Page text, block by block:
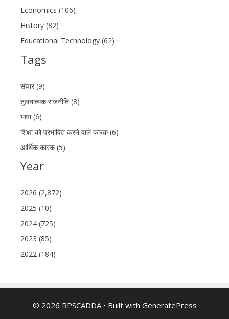
Economics (106)
History (82)
Educational Technology (62)
Tags
संचार (9)
तुलनात्मक राजनीति (8)
भाषा (6)
शिक्षा को प्रभावित करने वाले कारक (6)
आर्थिक कारक (5)
Year
2026 (2,872)
2025 (10)
2024 (725)
2023 (85)
2022 (184)
© 2026 RPSCADDA• Built with GeneratePress